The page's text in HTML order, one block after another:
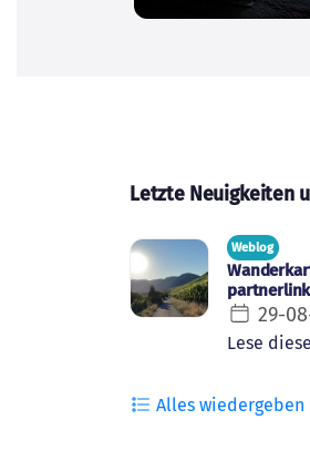
Letzte Neuigkeiten
Weblog
29-
Lese
Alles wiedergeben